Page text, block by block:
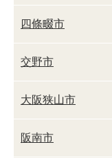
四條畷市
交野市
大阪狭山市
阪南市